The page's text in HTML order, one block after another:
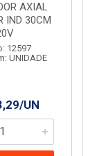
AXIAL
IND 30CM
12597
UNIDADE
UN